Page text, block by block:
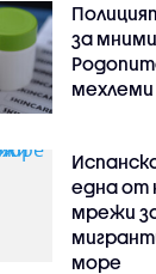
за
мехлеми
една от
мрежи
море